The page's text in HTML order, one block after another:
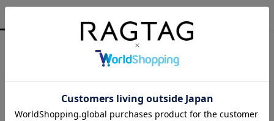
COMME des GARCONS YOHJI YAMAMOTO